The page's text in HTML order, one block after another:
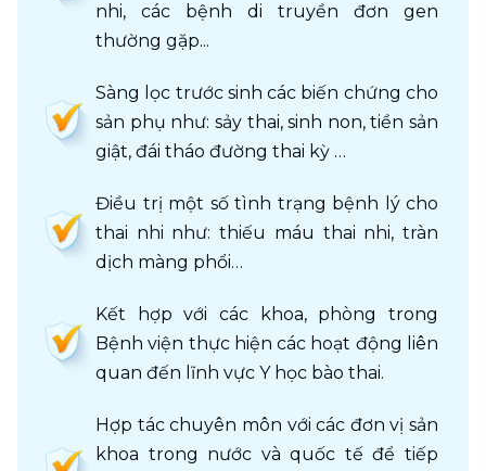
nhi, các bệnh di truyền đơn gen
thường gặp...
Sàng lọc trước sinh các biến chứng cho
sản phụ như: sảy thai, sinh non, tiền sản
giật, đái tháo đường thai kỳ …
Điều trị một số tình trạng bệnh lý cho
thai nhi như: thiếu máu thai nhi, tràn
dịch màng phổi…
Kết hợp với các khoa, phòng trong
Bệnh viện thực hiện các hoạt động liên
quan đến lĩnh vực Y học bào thai.
Hợp tác chuyên môn với các đơn vị sản
khoa trong nước và quốc tế để tiếp